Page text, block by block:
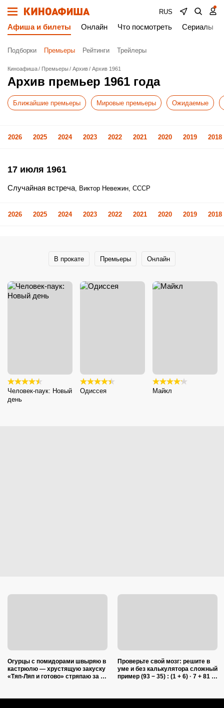
RUS
Афиша и билеты Онлайн Что посмотреть Сериалы
Подборки Премьеры Рейтинги Трейлеры
Киноафиша Премьеры Архив Архив 1961
Архив премьер 1961 года
Ближайшие премьеры Мировые премьеры Ожидаемые
2026 2025 2024 2023 2022 2021 2020 2019 2018
17 июля 1961
Случайная встреча, Виктор Невежин, СССР
2026 2025 2024 2023 2022 2021 2020 2019 2018
В прокате Премьеры Онлайн
Человек-паук: Новый
день
Одиссея Майкл
Огурцы с помидорами швыряю в
кастрюлю — хрустящую закуску
«Тяп-Ляп и готово» стряпаю за 15
Проверьте свой мозг: решите в
уме и без калькулятора сложный
пример (93 − 35) : (1 + 6) · 7 + 81 :